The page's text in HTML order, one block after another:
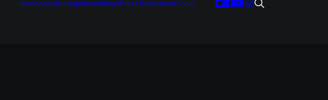
HomeAboutCategoriesWritingsPress ReleasesArchive